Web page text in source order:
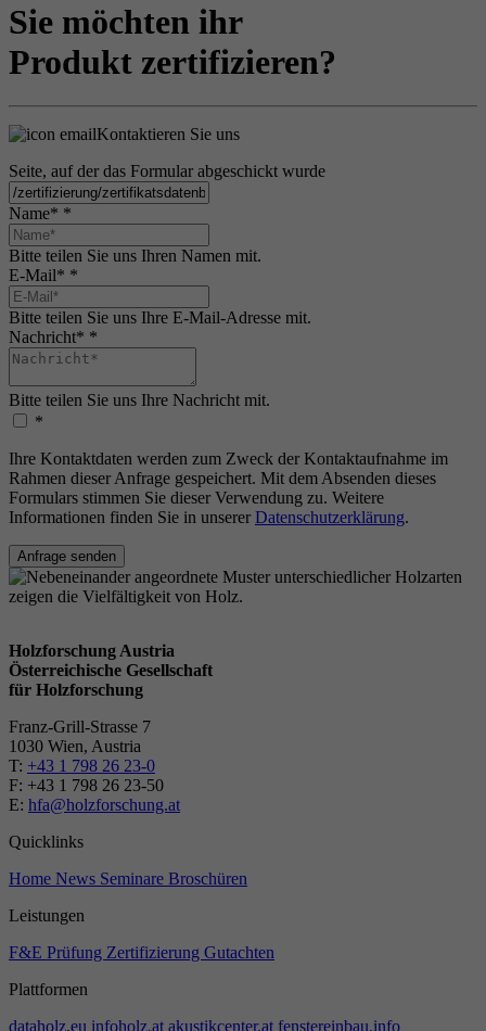
Sie möchten ihr
Produkt zertifizieren?
Kontaktieren Sie uns
Seite, auf der das Formular abgeschickt wurde
Name* *
Bitte teilen Sie uns Ihren Namen mit.
E-Mail* *
Bitte teilen Sie uns Ihre E-Mail-Adresse mit.
Nachricht* *
Bitte teilen Sie uns Ihre Nachricht mit.
*
Ihre Kontaktdaten werden zum Zweck der Kontaktaufnahme im
Rahmen dieser Anfrage gespeichert. Mit dem Absenden dieses
Formulars stimmen Sie dieser Verwendung zu. Weitere
Informationen finden Sie in unserer Datenschutzerklärung.
Anfrage senden
Holzforschung Austria
Österreichische Gesellschaft
für Holzforschung
Franz-Grill-Strasse 7
1030 Wien, Austria
T: +43 1 798 26 23-0
​​F: +43 1 798 26 23-50
E: hfa@holzforschung.at
Quicklinks
Home News Seminare Broschüren
Leistungen
F&E Prüfung Zertifizierung Gutachten
Plattformen
dataholz.eu infoholz.at akustikcenter.at fenstereinbau.info